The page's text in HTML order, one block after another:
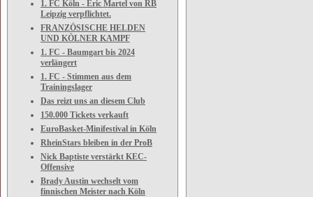
1. FC Köln - Eric Martel von RB
Leipzig verpflichtet.
FRANZÖSISCHE HELDEN
UND KÖLNER KAMPF
1. FC - Baumgart bis 2024
verlängert
1. FC - Stimmen aus dem
Trainingslager
Das reizt uns an diesem Club
150.000 Tickets verkauft
EuroBasket-Minifestival in Köln
RheinStars bleiben in der ProB
Nick Baptiste verstärkt KEC-
Offensive
Brady Austin wechselt vom
finnischen Meister nach Köln